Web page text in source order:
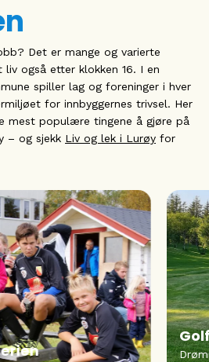
Det er mange og varierte
også etter klokken 16. I en
spiller lag og foreninger i hver
for innbyggernes trivsel. Her
mest populære tingene å gjøre på
– og sjekk Liv og lek i Lurøy for
Midnattssolgolf?